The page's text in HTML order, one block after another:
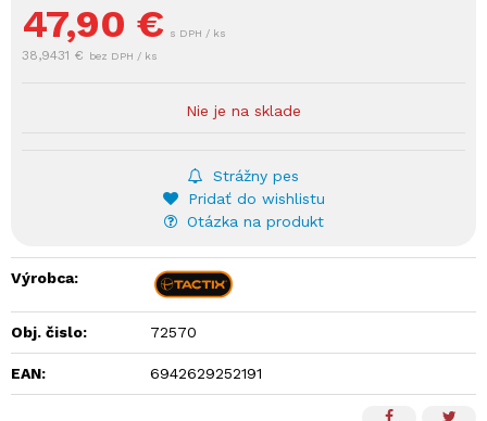
47,90 € s DPH / ks
38,9431 € bez DPH / ks
Nie je na sklade
Strážny pes
Pridať do wishlistu
Otázka na produkt
Výrobca:
Obj. čislo: 72570
EAN: 6942629252191